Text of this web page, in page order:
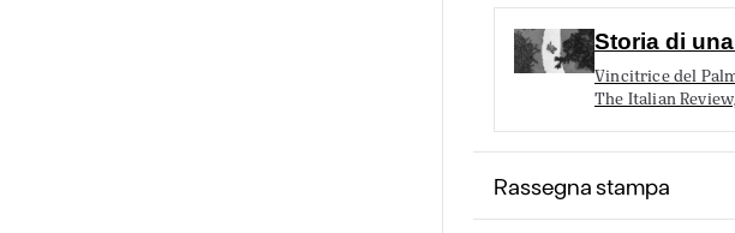
Storia di
Vincitrice del
The Italian
Rassegna stampa